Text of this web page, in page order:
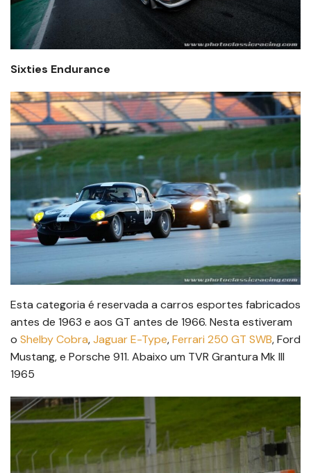
Sixties Endurance
Esta categoria é reservada a carros esportes fabricados
antes de 1963 e aos GT antes de 1966. Nesta estiveram
o Shelby Cobra,Jaguar E-Type,Ferrari 250 GT SWB, Ford
Mustang, e Porsche 911. Abaixo um TVR Grantura Mk III
1965